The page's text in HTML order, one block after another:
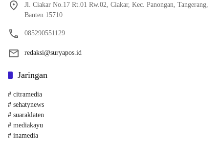
Jl. Ciakar No.17 Rt.01 Rw.02, Ciakar, Kec. Panongan, Tangerang,
Banten 15710
085290551129
redaksi@suryapos.id
Jaringan
# citramedia
# sehatynews
# suaraklaten
# mediakayu
# inamedia